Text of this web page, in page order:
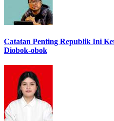
Catatan Penting Republik Ini
Diobok-obok